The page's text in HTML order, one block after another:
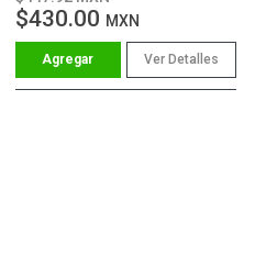
$430.00 MXN
Ver Detalles